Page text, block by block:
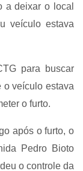
a deixar o local
veículo estava
para buscar
o veículo estava
o furto.
após o furto, o
Pedro Bioto
o controle da